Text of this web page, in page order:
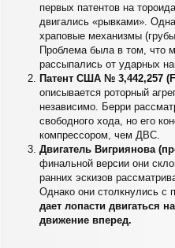
первых патентов на
двигались «рывками».
храповые механизмы
Проблема была в том, что
рассыпались от ударных
Патент США № 3,442,257
описывается роторный
независимо. Берри
свободного хода, но его
компрессором, чем ДВС.
Двигатель Вигриянова
финальной версии они
ранних эскизов
Однако они столкнулись с
дает лопасти двигаться
движение вперед.